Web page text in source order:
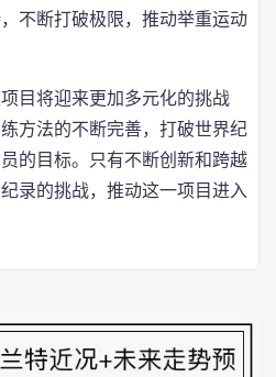
不断打破极限，推动举重运动
目将迎来更加多元化的挑战
方法的不断完善，打破世界纪
的目标。只有不断创新和跨越
录的挑战，推动这一项目进入